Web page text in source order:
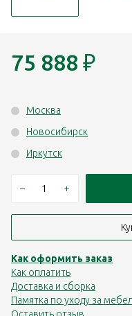
75 888 ₽
Москва
Новосибирск
Иркутск
– +
Как оформить заказ
Как оплатить
Доставка и сборка
Памятка по уходу за
Оставить отзыв